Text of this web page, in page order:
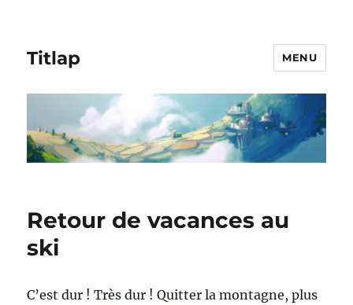
Titlap MENU
Retour de vacances au
ski
C’est dur ! Très dur ! Quitter la montagne, plus